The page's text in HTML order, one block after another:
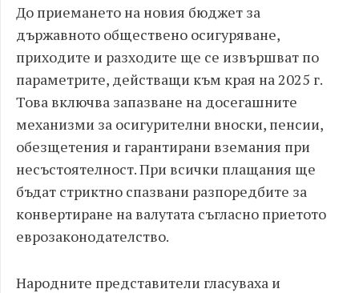
До приемането на новия бюджет за
държавното обществено осигуряване,
приходите и разходите ще се извършват по
параметрите, действащи към края на 2025 г.
Това включва запазване на досегашните
механизми за осигурителни вноски, пенсии,
обезщетения и гарантирани вземания при
несъстоятелност. При всички плащания ще
бъдат стриктно спазвани разпоредбите за
конвертиране на валутата съгласно приетото
еврозаконодателство.
Народните представители гласуваха и